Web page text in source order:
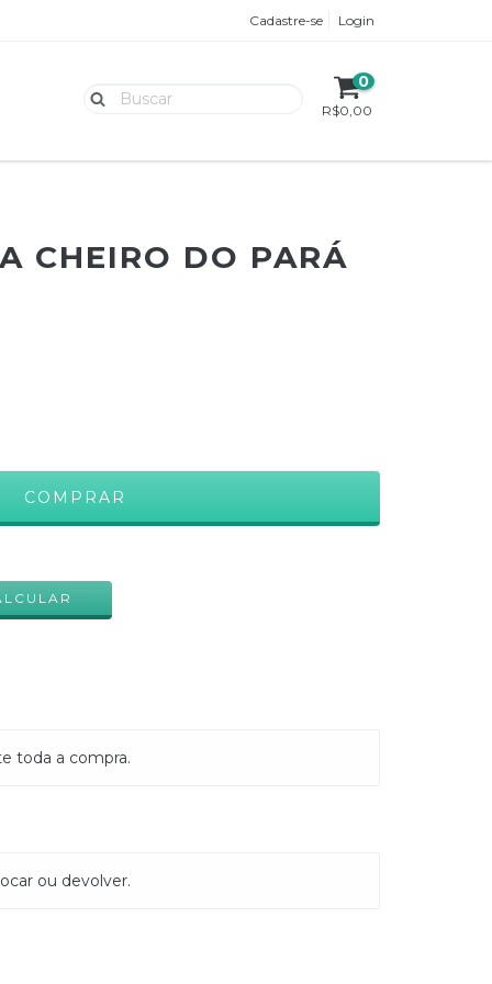
Cadastre-se Login
0
R$0,00
CHEIRO DO PARÁ
toda a compra.
ou devolver.